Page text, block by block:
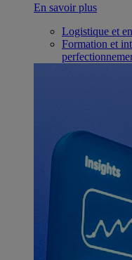
En savoir plus
Logistique et
Formation et